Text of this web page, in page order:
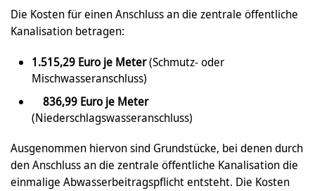
Die Kosten für einen Anschluss an die zentrale öffentliche
Kanalisation betragen:
1.515,29 Euro je Meter(Schmutz- oder
Mischwasseranschluss)
836,99 Euro je Meter
(Niederschlagswasseranschluss)
Ausgenommen hiervon sind Grundstücke, bei denen durch
den Anschluss an die zentrale öffentliche Kanalisation die
einmalige Abwasserbeitragspflicht entsteht. Die Kosten